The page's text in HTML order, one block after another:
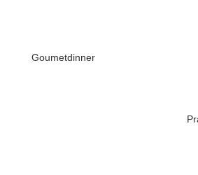
Goumetdinner